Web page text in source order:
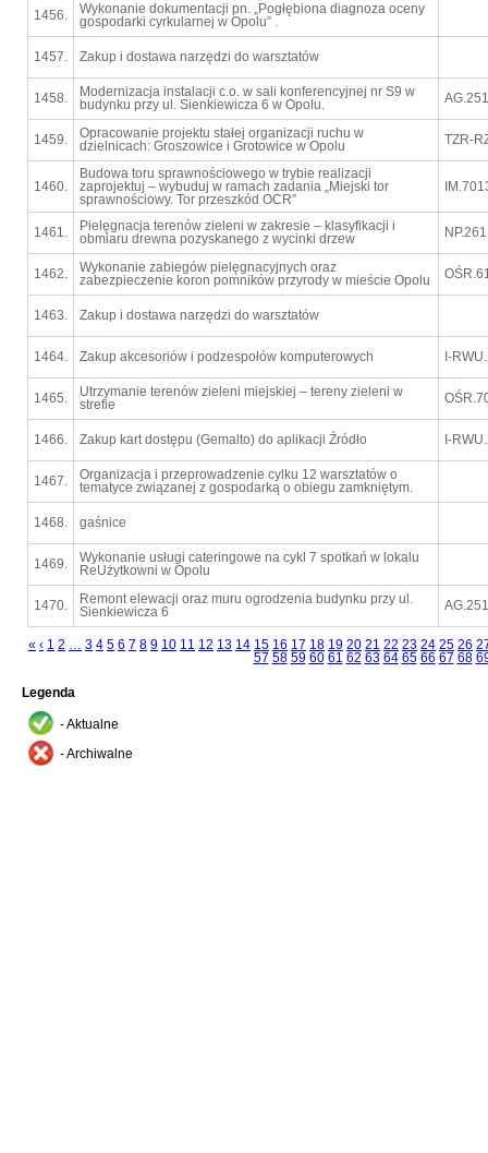
1456.
Wykonanie dokumentacji pn. „Pogłębiona diagnoza oceny
gospodarki cyrkularnej w Opolu” .
1457. Zakup i dostawa narzędzi do warsztatów
1458.
Modernizacja instalacji c.o. w sali konferencyjnej nr S9 w
budynku przy ul. Sienkiewicza 6 w Opolu.
1459.
Opracowanie projektu stałej organizacji ruchu w
dzielnicach: Groszowice i Grotowice w Opolu
TZR-
1460.
Budowa toru sprawnościowego w trybie realizacji
zaprojektuj – wybuduj w ramach zadania „Miejski tor
sprawnościowy. Tor przeszkód OCR”
1461.
Pielęgnacja terenów zieleni w zakresie – klasyfikacji i
obmiaru drewna pozyskanego z wycinki drzew
1462.
Wykonanie zabiegów pielęgnacyjnych oraz
zabezpieczenie koron pomników przyrody w mieście Opolu
1463. Zakup i dostawa narzędzi do warsztatów
1464. Zakup akcesoriów i podzespołów komputerowych I-
1465.
Utrzymanie terenów zieleni miejskiej – tereny zieleni w
strefie
1466. Zakup kart dostępu (Gemalto) do aplikacji Źródło I-
1467.
Organizacja i przeprowadzenie cylku 12 warsztatów o
tematyce związanej z gospodarką o obiegu zamkniętym.
1468. gaśnice
1469.
Wykonanie usługi cateringowe na cykl 7 spotkań w lokalu
ReUżytkowni w Opolu
1470.
Remont elewacji oraz muru ogrodzenia budynku przy ul.
Sienkiewicza 6
« ‹ 1 2 … 3 4 5 6 7 8 9 10 11 12 13 14 15 16 17 18 19 20 21 22 23 24 25 26
57 58 59 60 61 62 63 64 65 66 67 68
Legenda
- Aktualne
- Archiwalne